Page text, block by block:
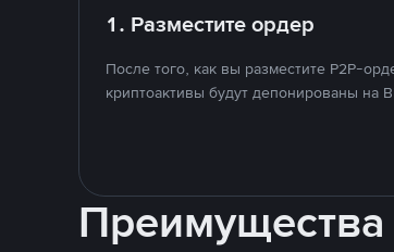
1. Разместите ордер
После того, как вы разместите P2P-
криптоактивы будут депонированы на